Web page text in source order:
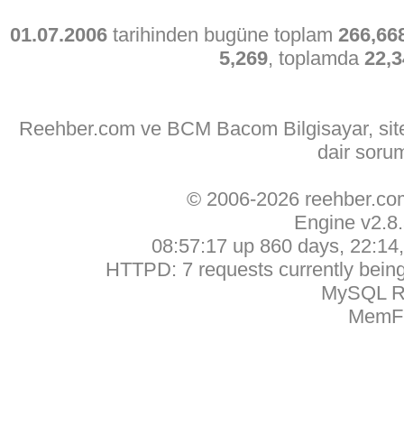
01.07.2006 tarihinden bugüne toplam
5,269, toplamda
Reehber.com ve BCM Bacom Bilgisayar,
dair
© 2006-2026
Engine
08:57:17 up 860 days,
HTTPD: 7 requests currently
MySQL